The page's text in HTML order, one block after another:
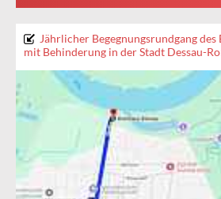
Jährlicher Begegnungsrundgang
mit Behinderung in der Stadt Dessau-